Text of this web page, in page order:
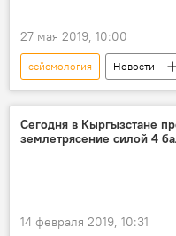
27 мая 2019, 10:00
сейсмология Новости
Происшествия
кыргызстанцы
Сегодня в Кыргызстане
землетрясение силой 4
14 февраля 2019, 10:31